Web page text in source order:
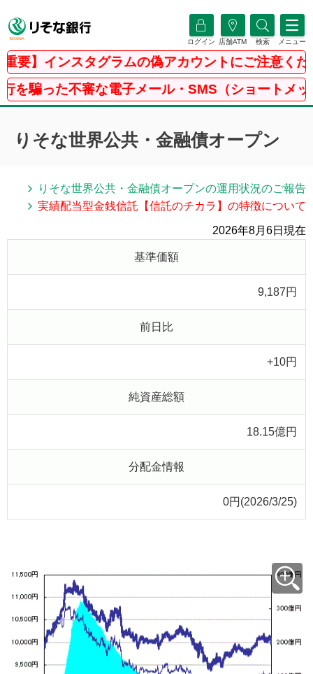
ログイン 店舗ATM 検索 メニュー
】インスタグラムの偽アカウントにご注意くださ
った不審な電子メール・SMS（ショートメッセ
りそな世界公共・金融債オープン
りそな世界公共・金融債オープンの運用状況のご報告
実績配当型金銭信託【信託のチカラ】の特徴について
2026年8月6日現在
基準価額
9,187円
前日比
+10円
純資産総額
18.15億円
分配金情報
0円(2026/3/25)